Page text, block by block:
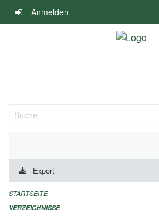
Navigation
überspringen
Anmelden
Suche
DURCHFÜHRUNG UND FINANZIERUNG
IMPRESSUM
Export
STARTSEITE
VERZEICHNISSE